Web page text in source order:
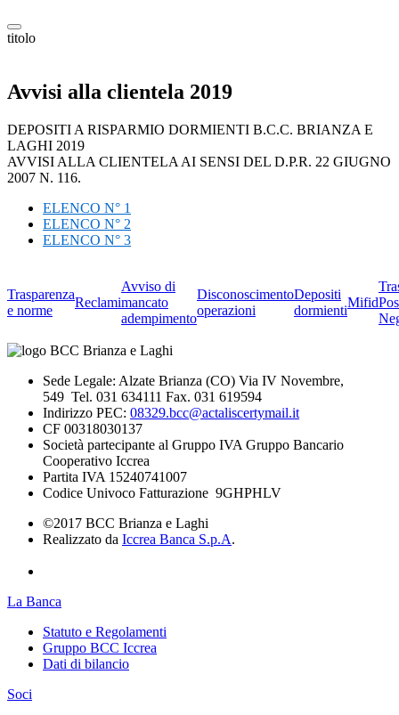
titolo
Avvisi alla clientela 2019
DEPOSITI A RISPARMIO DORMIENTI B.C.C. BRIANZA E
LAGHI 2019
AVVISI ALLA CLIENTELA AI SENSI DEL D.P.R. 22 GIUGNO
2007 N. 116.
ELENCO N° 1
ELENCO N° 2
ELENCO N° 3
Trasparenza
e norme
Reclami
Avviso di
mancato
adempimento
Disconoscimento
operazioni
Depositi
dormienti
Mifid
Sede Legale: Alzate Brianza (CO) Via IV Novembre,
549 Tel. 031 634111 Fax. 031 619594
Indirizzo PEC: 08329.bcc@actaliscertymail.it
CF 00318030137
Società partecipante al Gruppo IVA Gruppo Bancario
Cooperativo Iccrea
Partita IVA 15240741007
Codice Univoco Fatturazione 9GHPHLV
©2017 BCC Brianza e Laghi
Realizzato da Iccrea Banca S.p.A.
La Banca
Statuto e Regolamenti
Gruppo BCC Iccrea
Dati di bilancio
Soci